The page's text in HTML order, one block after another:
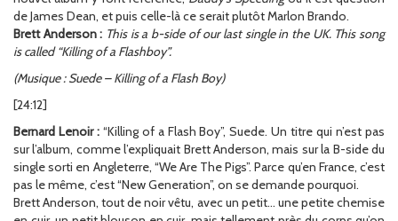
de James Dean, et puis celle-là ce serait plutôt Marlon Brando.
Brett Anderson : This is a b-side of our last single in the UK. This song
is called “Killing of a Flashboy”.
(Musique : Suede – Killing of a Flash Boy)
[24:12]
Bernard Lenoir : “Killing of a Flash Boy”, Suede. Un titre qui n’est pas
sur l’album, comme l’expliquait Brett Anderson, mais sur la B-side du
single sorti en Angleterre, “We Are The Pigs”. Parce qu’en France, c’est
pas le même, c’est “New Generation”, on se demande pourquoi.
Brett Anderson, tout de noir vêtu, avec un petit… une petite chemise